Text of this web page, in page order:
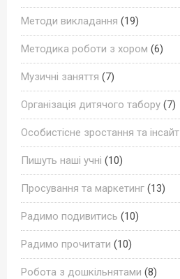
Методи викладання (19)
Методика роботи з хором (6)
Музичні заняття (7)
Організація дитячого табору (7)
Особистісне зростання та інсайт
Пишуть наші учні (10)
Просування та маркетинг (13)
Радимо подивитись (10)
Радимо прочитати (10)
Робота з дошкільнятами (8)